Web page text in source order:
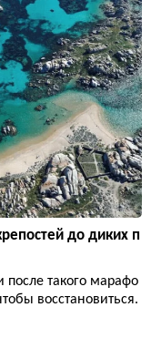
до диких п
после такого марафо
восстановиться.